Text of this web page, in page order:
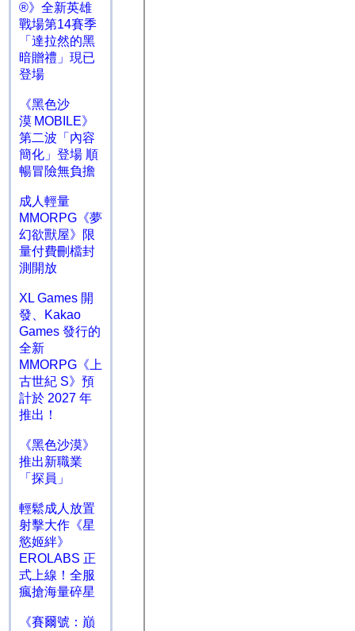
®》全新英雄
戰場第14賽季
「達拉然的黑
暗贈禮」現已
登場
《黑色沙
漠 MOBILE》
第二波「內容
簡化」登場 順
暢冒險無負擔
成人輕量
MMORPG《夢
幻欲獸屋》限
量付費刪檔封
測開放
XL Games 開
發、Kakao
Games 發行的
全新
MMORPG《上
古世紀 S》預
計於 2027 年
推出！
《黑色沙漠》
推出新職業
「探員」
輕鬆成人放置
射擊大作《星
慾姬絆》
EROLABS 正
式上線！全服
瘋搶海量碎星
《賽爾號：巔